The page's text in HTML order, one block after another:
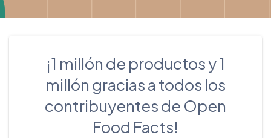
¡1 millón de productos y 1
millón gracias a todos los
contribuyentes de Open
Food Facts!